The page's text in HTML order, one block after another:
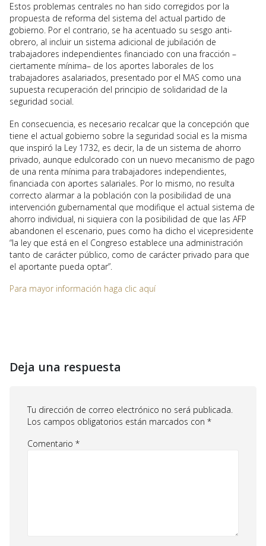
Estos problemas centrales no han sido corregidos por la
propuesta de reforma del sistema del actual partido de
gobierno. Por el contrario, se ha acentuado su sesgo anti-
obrero, al incluir un sistema adicional de jubilación de
trabajadores independientes financiado con una fracción –
ciertamente mínima– de los aportes laborales de los
trabajadores asalariados, presentado por el MAS como una
supuesta recuperación del principio de solidaridad de la
seguridad social.
En consecuencia, es necesario recalcar que la concepción que
tiene el actual gobierno sobre la seguridad social es la misma
que inspiró la Ley 1732, es decir, la de un sistema de ahorro
privado, aunque edulcorado con un nuevo mecanismo de pago
de una renta mínima para trabajadores independientes,
financiada con aportes salariales. Por lo mismo, no resulta
correcto alarmar a la población con la posibilidad de una
intervención gubernamental que modifique el actual sistema de
ahorro individual, ni siquiera con la posibilidad de que las AFP
abandonen el escenario, pues como ha dicho el vicepresidente
“la ley que está en el Congreso establece una administración
tanto de carácter público, como de carácter privado para que
el aportante pueda optar”.
Para mayor información haga clic aquí
Deja una respuesta
Tu dirección de correo electrónico no será publicada.
Los campos obligatorios están marcados con *
Comentario *